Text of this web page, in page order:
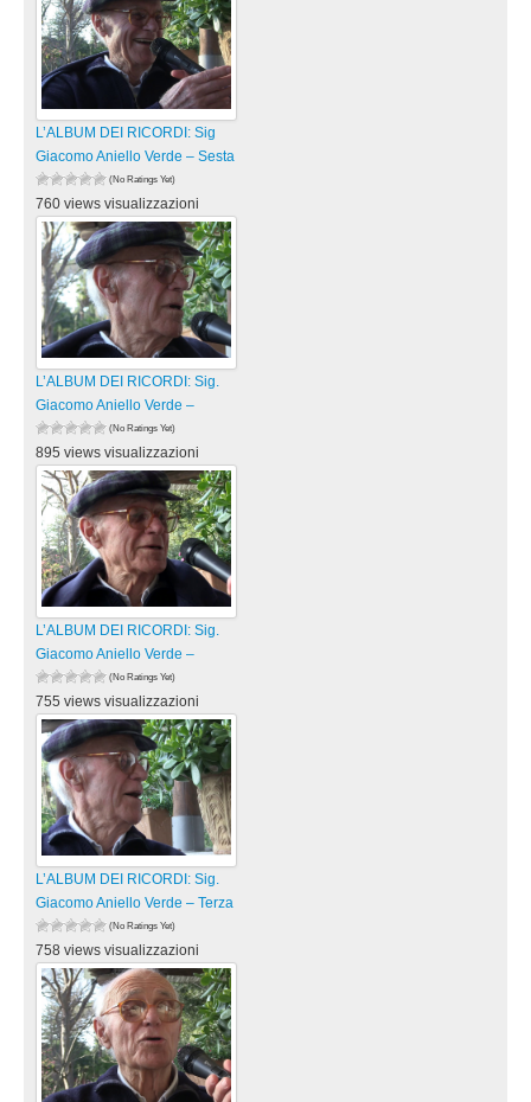
L’ALBUM DEI RICORDI: Sig
Giacomo Aniello Verde – Sesta
(No Ratings Yet)
760 views visualizzazioni
L’ALBUM DEI RICORDI: Sig.
Giacomo Aniello Verde –
(No Ratings Yet)
895 views visualizzazioni
L’ALBUM DEI RICORDI: Sig.
Giacomo Aniello Verde –
(No Ratings Yet)
755 views visualizzazioni
L’ALBUM DEI RICORDI: Sig.
Giacomo Aniello Verde – Terza
(No Ratings Yet)
758 views visualizzazioni